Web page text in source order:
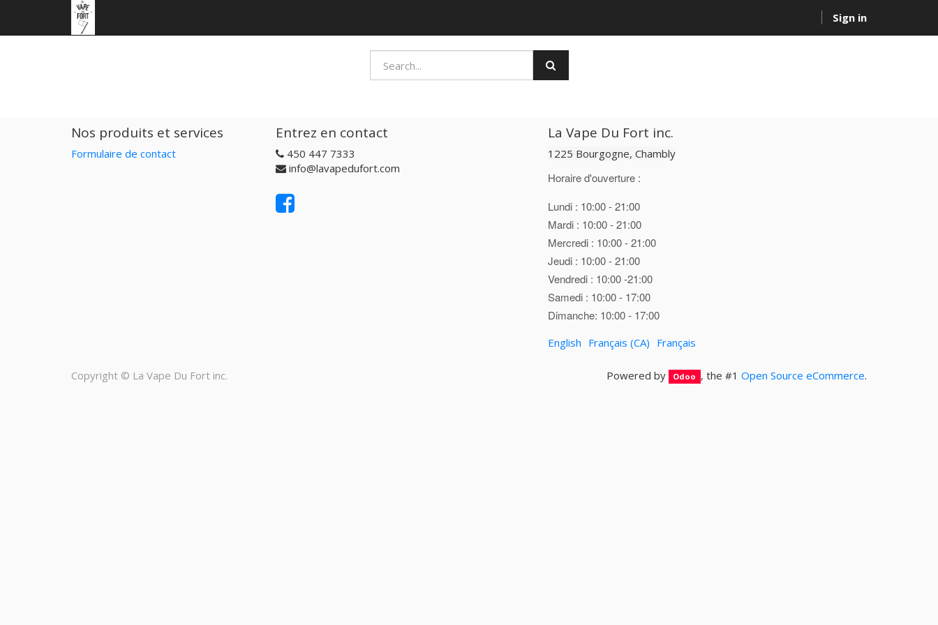
Sign in
Nos produits et services
Formulaire de contact
Entrez en contact
450 447 7333
info@lavapedufort.com
La Vape Du Fort inc.
1225 Bourgogne, Chambly
Horaire d'ouverture :
Lundi : 10:00 - 21:00
Mardi : 10:00 - 21:00
Mercredi : 10:00 - 21:00
Jeudi : 10:00 - 21:00
Vendredi : 10:00 -21:00
Samedi : 10:00 - 17:00
Dimanche: 10:00 - 17:00
English Français (CA) Français
Powered by Odoo , the #1 Open Source eCommerce.
Copyright © La Vape Du Fort inc.